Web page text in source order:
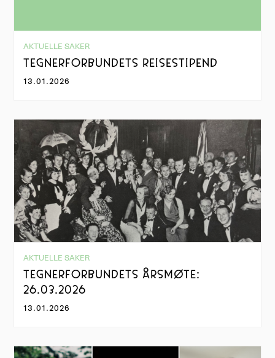
AKTUELLE SAKER
TEGNERFORBUNDETS REISESTIPEND
13.01.2026
AKTUELLE SAKER
TEGNERFORBUNDETS ÅRSMØTE:
26.03.2026
13.01.2026